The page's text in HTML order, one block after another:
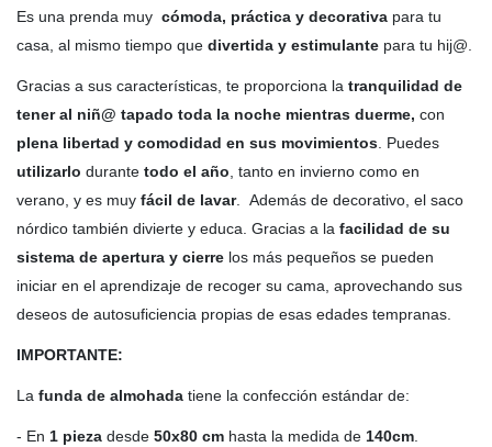
Es una prenda muy cómoda, práctica y decorativa para tu
casa, al mismo tiempo que divertida y estimulante para tu hij@.
Gracias a sus características, te proporciona la tranquilidad de
tener al niñ@ tapado toda la noche mientras duerme, con
plena libertad y comodidad en sus movimientos . Puedes
utilizarlo durante todo el año , tanto en invierno como en
verano, y es muy fácil de lavar. Además de decorativo, el saco
nórdico también divierte y educa. Gracias a la facilidad de su
sistema de apertura y cierre los más pequeños se pueden
iniciar en el aprendizaje de recoger su cama, aprovechando sus
deseos de autosuficiencia propias de esas edades tempranas.
IMPORTANTE:
La funda de almohada tiene la confección estándar de:
- En 1 pieza desde 50x80 cm hasta la medida de 140cm.